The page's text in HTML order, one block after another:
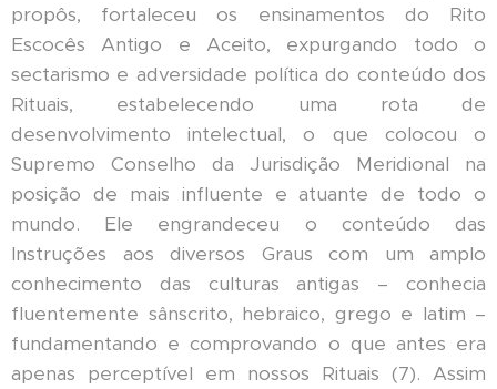
propôs, fortaleceu os ensinamentos do Rito
Escocês Antigo e Aceito, expurgando todo o
sectarismo e adversidade política do conteúdo dos
Rituais, estabelecendo uma rota de
desenvolvimento intelectual, o que colocou o
Supremo Conselho da Jurisdição Meridional na
posição de mais influente e atuante de todo o
mundo. Ele engrandeceu o conteúdo das
Instruções aos diversos Graus com um amplo
conhecimento das culturas antigas – conhecia
fluentemente sânscrito, hebraico, grego e latim –
fundamentando e comprovando o que antes era
apenas perceptível em nossos Rituais (7). Assim